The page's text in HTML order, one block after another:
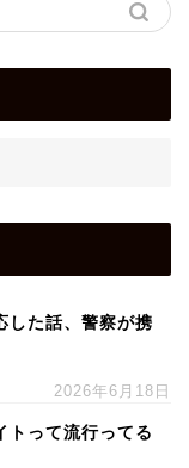
した話、警察が携
2026年6月18日
トって流行ってる